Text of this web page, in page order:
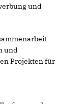
und
und
Projekten für